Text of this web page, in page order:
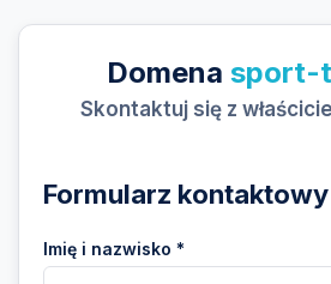
Domena sport-
Skontaktuj się z
Formularz kontaktowy
Imię i nazwisko *